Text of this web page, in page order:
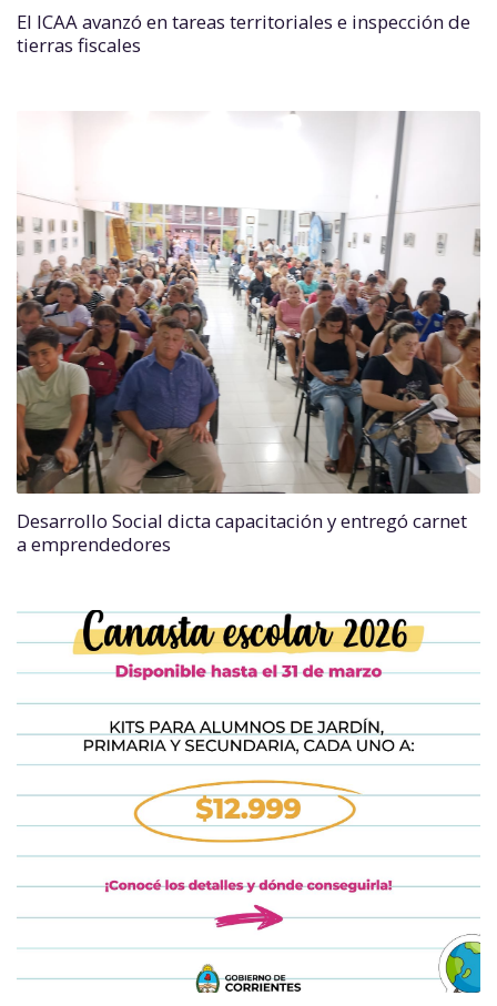
El ICAA avanzó en tareas territoriales e inspección de
tierras fiscales
Desarrollo Social dicta capacitación y entregó carnet
a emprendedores